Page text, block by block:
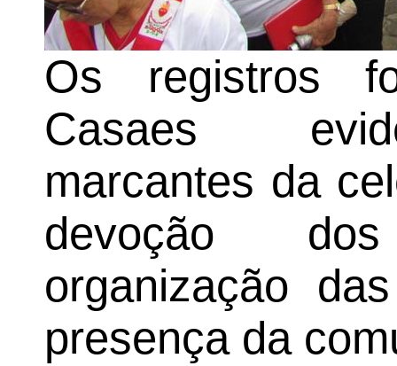
Os registros
Casaes
marcantes da
devoção
organização
presença da